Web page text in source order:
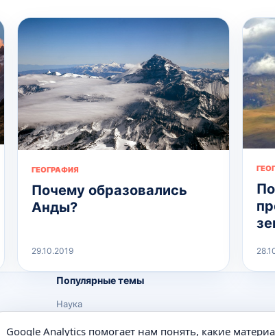
ГЕОГРАФИЯ
Почему образовались
Анды?
29.10.2019
Популярные темы
Наука
Google Analytics помогает нам понять, какие